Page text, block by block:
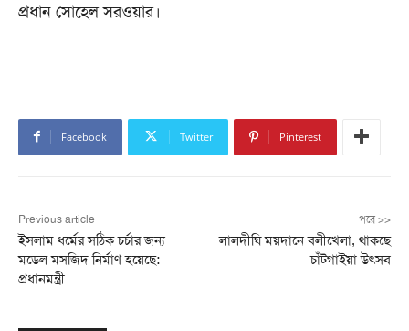
প্রধান সোহেল সরওয়ার।
Facebook Twitter Pinterest
Previous article
ইসলাম ধর্মের সঠিক চর্চার জন্য
মডেল মসজিদ নির্মাণ হয়েছে:
প্রধানমন্ত্রী
পরে >>
লালদীঘি ময়দানে বলীখেলা, থাকছে
চাঁটগাইয়া উৎসব